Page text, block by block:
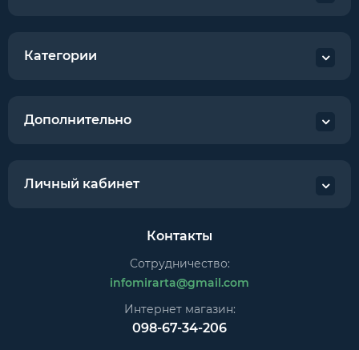
Категории
Дополнительно
Личный кабинет
Контакты
Сотрудничество:
infomirarta@gmail.com
Интернет магазин:
098-67-34-206